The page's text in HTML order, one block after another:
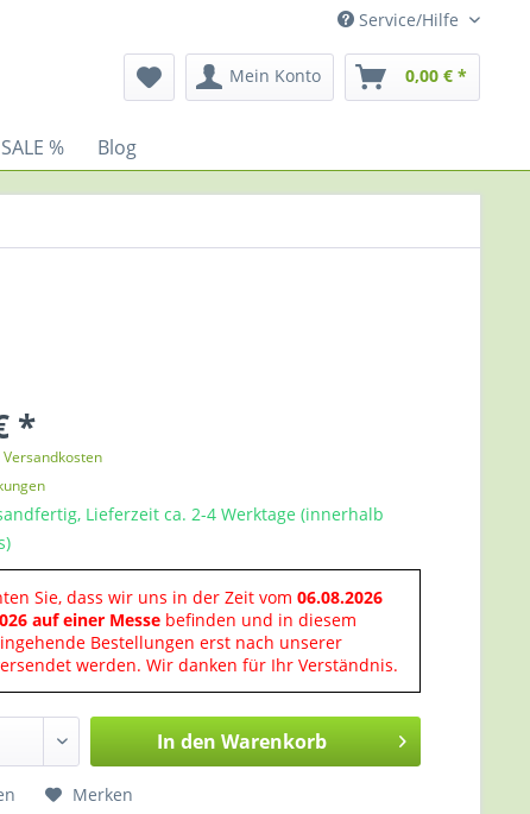
Service/Hilfe
Mein Konto 0,00 € *
% Blog
*
Versandkosten
Lieferzeit ca. 2-4 Werktage (innerhalb
Sie, dass wir uns in der Zeit vom06.08.2026
auf einer Messe befinden und in diesem
Bestellungen erst nach unserer
werden. Wir danken für Ihr Verständnis.
In den Warenkorb
Merken